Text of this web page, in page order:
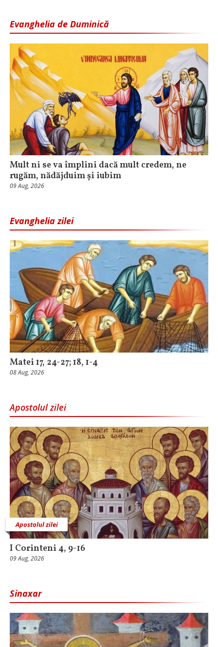
Evanghelia de Duminică
Mult ni se va împlini dacă mult credem, ne
rugăm, nădăjduim și iubim
09 Aug, 2026
Evanghelia zilei
Matei 17, 24-27; 18, 1-4
08 Aug, 2026
Apostolul zilei
Apostolul zilei
I Corinteni 4, 9-16
09 Aug, 2026
Sinaxar